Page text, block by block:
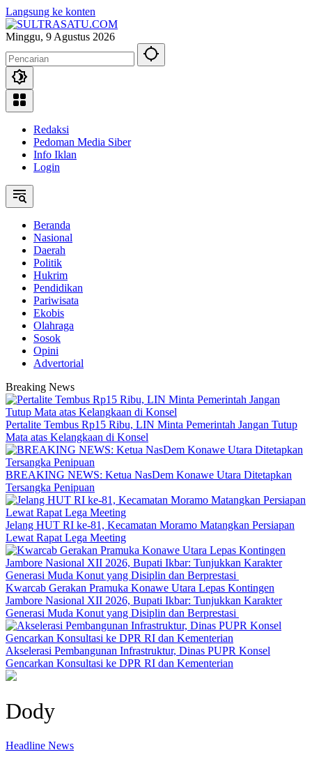
Langsung ke konten
Minggu, 9 Agustus 2026
Redaksi
Pedoman Media Siber
Info Iklan
Login
Beranda
Nasional
Daerah
Politik
Hukrim
Pendidikan
Pariwisata
Ekobis
Olahraga
Sosok
Opini
Advertorial
Breaking News
‎Pertalite Tembus Rp15 Ribu, LIN Minta Pemerintah Jangan Tutup
Mata atas Kelangkaan di Konsel
BREAKING NEWS: Ketua NasDem Konawe Utara Ditetapkan
Tersangka Penipuan
‎Jelang HUT RI ke-81, Kecamatan Moramo Matangkan Persiapan
Lewat Rapat Lega Meeting
‎Kwarcab Gerakan Pramuka Konawe Utara Lepas Kontingen
Jambore Nasional XII 2026, Bupati Ikbar: Tunjukkan Karakter
Generasi Muda Konut yang Disiplin dan Berprestasi ‎
Akselerasi Pembangunan Infrastruktur, Dinas PUPR Konsel
Gencarkan Konsultasi ke DPR RI dan Kementerian
Dody
Headline News